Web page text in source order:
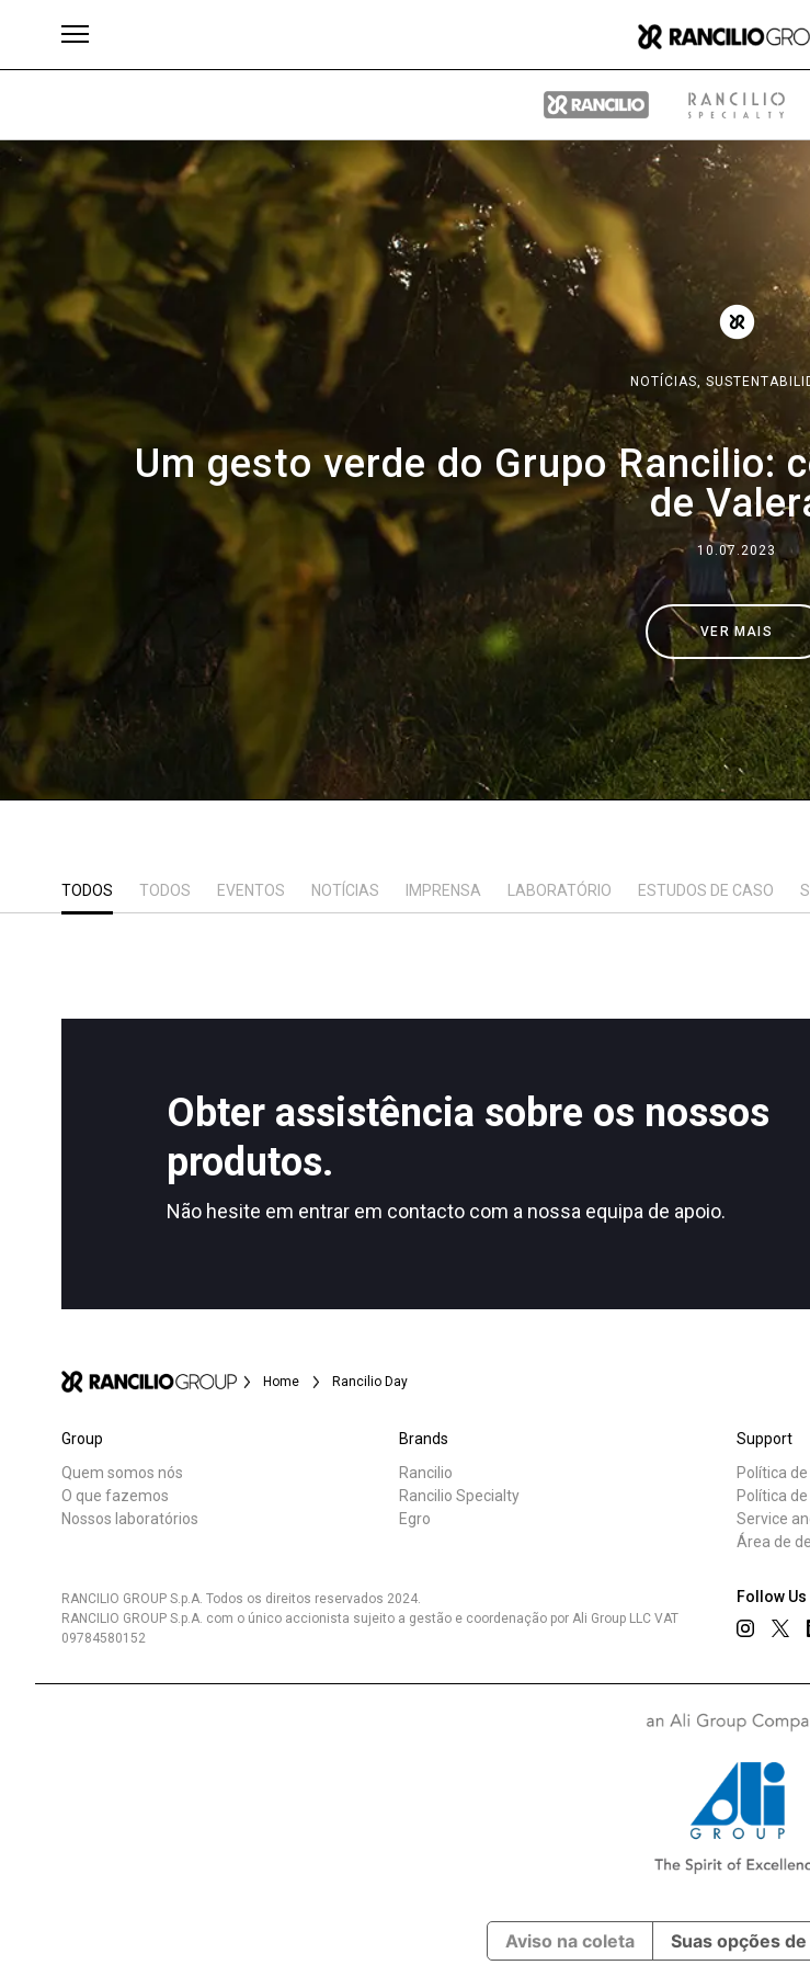
NOTÍCIAS,
Um gesto verde do Grupo Rancilio:
de
10.07.2023
VER MAIS
TODOS TODOS EVENTOS NOTÍCIAS IMPRENSA LABORATÓRIO ESTUDOS DE CASO
Obter assistência sobre os nossos
produtos.
Não hesite em entrar em contacto com a nossa equipa de apoio.
Home Rancilio Day
Group
Quem somos nós
O que fazemos
Nossos laboratórios
Brands
Rancilio
Rancilio Specialty
Egro
Support
Política
Política
Service
Área de
Follow Us
RANCILIO GROUP S.p.A. Todos os direitos reservados 2024.
RANCILIO GROUP S.p.A. com o único accionista sujeito a gestão e coordenação por Ali Group LLC VAT
09784580152
Brands Group
Quem somos nós
O que fazemos
Onde estamos
Trabalhar
Aviso na coleta Suas opções